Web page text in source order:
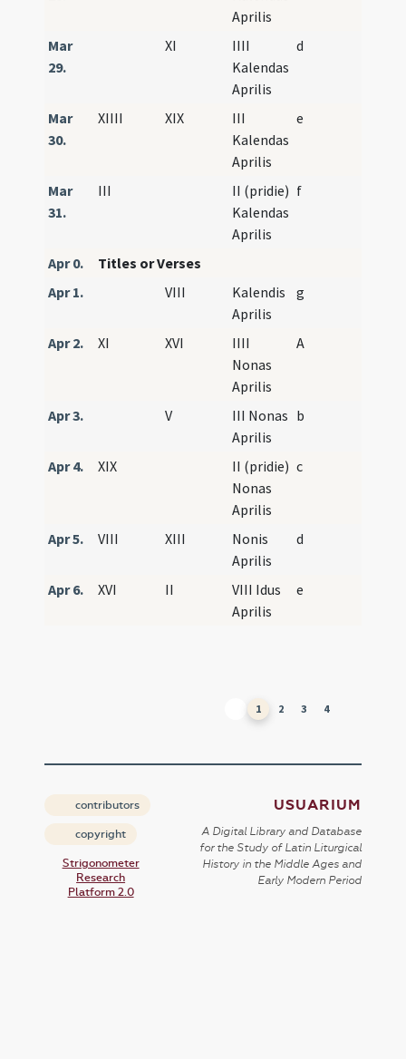
Aprilis
Mar
29.
XI
IIII
Kalendas
Aprilis
d
Mar
30.
XIIII XIX
III
Kalendas
Aprilis
e
Mar
31.
III
II (pridie)
Kalendas
Aprilis
f
Apr 0.
Titles or Verses
Apr 1.
VIII
Kalendis
Aprilis
g
Apr 2. XI XVI
IIII
Nonas
Aprilis
A
Apr 3. V
III Nonas
Aprilis
b
Apr 4. XIX
II (pridie)
Nonas
Aprilis
c
Apr 5. VIII XIII
Nonis
Aprilis
d
Apr 6. XVI II
VIII Idus
Aprilis
e
1 2 3 4
contributors
copyright
Strigonometer
Research
Platform 2.0
USUARIUM
A Digital Library and Database
for the Study of Latin Liturgical
History in the Middle Ages and
Early Modern Period